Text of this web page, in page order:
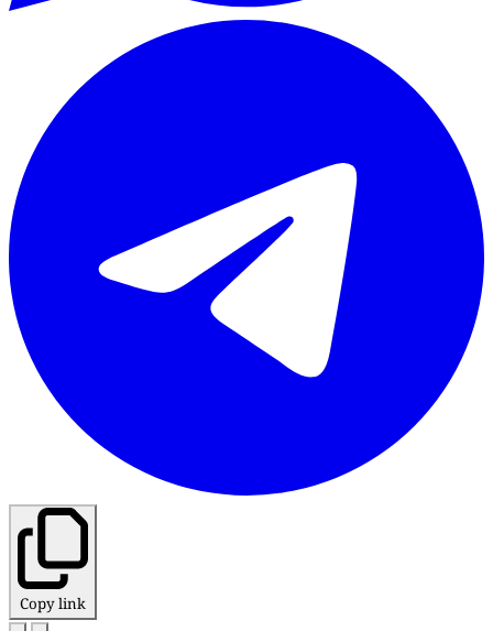
Copy link